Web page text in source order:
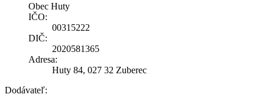
Obec Huty
IČO:
00315222
DIČ:
2020581365
Adresa:
Huty 84, 027 32 Zuberec
Dodávateľ: